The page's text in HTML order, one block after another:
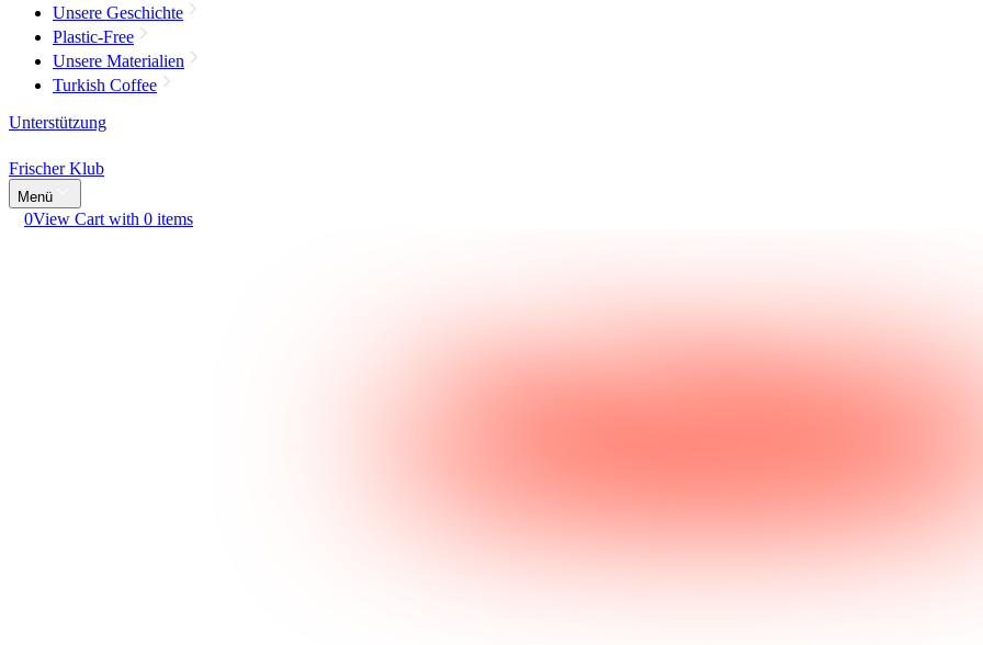
Unsere Geschichte
Plastic-Free
Unsere Materialien
Turkish Coffee
Unterstützung
Frischer Klub
Menü
0View Cart with 0 items